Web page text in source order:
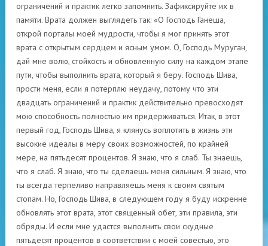
ограничений и практик легко запомнить. Зафиксируйте их в
памяти. Врата должен выглядеть так: «О Господь Ганеша,
открой порталы моей мудрости, чтобы я мог принять этот
врата с открытым сердцем и ясным умом. О, Господь Муруган,
дай мне волю, стойкость и обновленную силу на каждом этапе
пути, чтобы выполнить врата, который я беру. Господь Шива,
прости меня, если я потерплю неудачу, потому что эти
двадцать ограничений и практик действительно превосходят
мою способность полностью им придерживаться. Итак, в этот
первый год, Господь Шива, я клянусь воплотить в жизнь эти
высокие идеалы в меру своих возможностей, по крайней
мере, на пятьдесят процентов. Я знаю, что я слаб. Ты знаешь,
что я слаб. Я знаю, что ты сделаешь меня сильным. Я знаю, что
ты всегда терпеливо направляешь меня к своим святым
стопам. Но, Господь Шива, в следующем году я буду искренне
обновлять этот врата, этот священный обет, эти правила, эти
обряды. И если мне удастся выполнить свои скудные
пятьдесят процентов в соответствии с моей совестью, это